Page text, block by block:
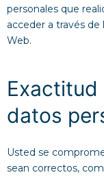
personales que
acceder a través
Web.
datos
Usted se
sean correctos,